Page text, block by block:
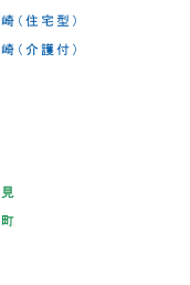
（住宅型）
（介護付）